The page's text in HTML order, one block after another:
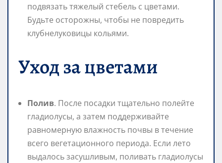
подвязать тяжелый стебель с цветами.
Будьте осторожны, чтобы не повредить
клубнелуковицы кольями.
Уход за цветами
Полив. После посадки тщательно полейте
гладиолусы, а затем поддерживайте
равномерную влажность почвы в течение
всего вегетационного периода. Если лето
выдалось засушливым, поливать гладиолусы